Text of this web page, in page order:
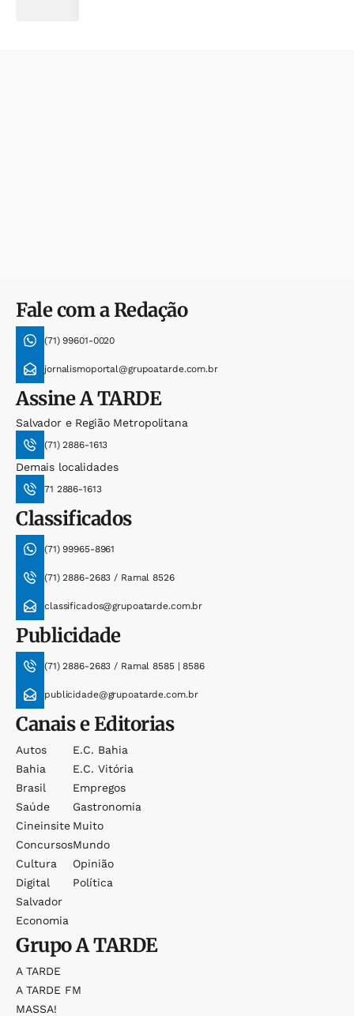
Fale com a Redação
(71) 99601-0020
jornalismoportal@grupoatarde.com.br
AssineA TARDE
Salvador e Região Metropolitana
(71) 2886-1613
Demais localidades
71 2886-1613
Classificados
(71) 99965-8961
(71) 2886-2683 / Ramal 8526
classificados@grupoatarde.com.br
Publicidade
(71) 2886-2683 / Ramal 8585 | 8586
publicidade@grupoatarde.com.br
Canais e Editorias
Autos
Bahia
Brasil
Saúde
Cineinsite
Concursos
Cultura
Digital
Salvador
Economia
E.c. Bahia
E.c. Vitória
Empregos
Gastronomia
Muito
Mundo
Opinião
Política
GrupoA TARDE
A TARDE
A TARDE FM
MASSA!